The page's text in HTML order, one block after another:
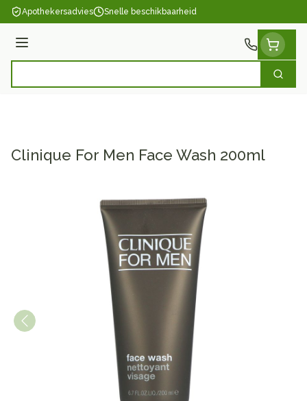
Ga naar de inhoud
Apothekersadvies Snelle beschikbaarheid
Menu
Zoek
Clinique For Men Face Wash 200ml